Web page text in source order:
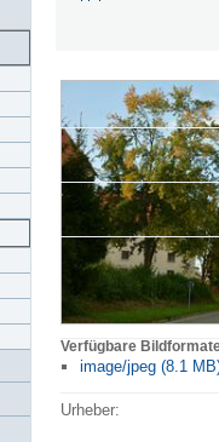
Verfügbare
image/jpeg (8.1
Urheber: